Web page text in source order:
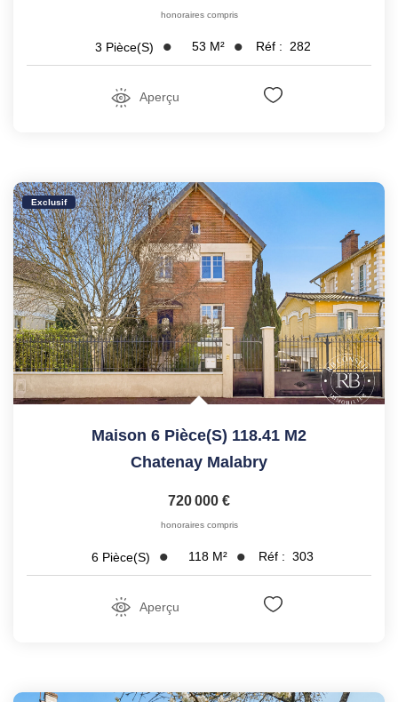
honoraires compris
3 Pièce(s) 53 M² Réf : 282
Aperçu
Exclusif
Maison 6 Pièce(s) 118.41 M2
Chatenay Malabry
720 000 €
honoraires compris
6 Pièce(s) 118 M² Réf : 303
Aperçu